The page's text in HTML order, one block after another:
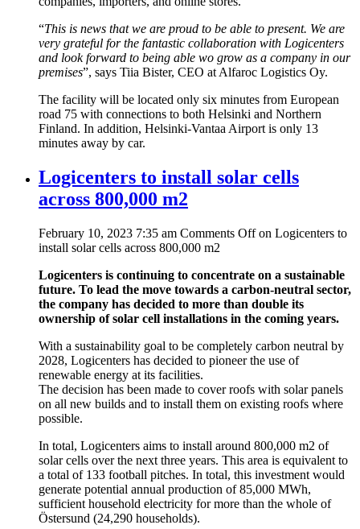
“This is news that we are proud to be able to present. We are
very grateful for the fantastic collaboration with Logicenters
and look forward to being able wo grow as a company in our
premises”, says Tiia Bister, CEO at Alfaroc Logistics Oy.
The facility will be located only six minutes from European
road 75 with connections to both Helsinki and Northern
Finland. In addition, Helsinki-Vantaa Airport is only 13
minutes away by car.
Logicenters to install solar cells
across 800,000 m2
February 10, 2023 7:35 am Comments Offon Logicenters to
install solar cells across 800,000 m2
Logicenters is continuing to concentrate on a sustainable
future. To lead the move towards a carbon-neutral sector,
the company has decided to more than double its
ownership of solar cell installations in the coming years.
With a sustainability goal to be completely carbon neutral by
2028, Logicenters has decided to pioneer the use of
renewable energy at its facilities.
The decision has been made to cover roofs with solar panels
on all new builds and to install them on existing roofs where
possible.
In total, Logicenters aims to install around 800,000 m2 of
solar cells over the next three years. This area is equivalent to
a total of 133 football pitches. In total, this investment would
generate potential annual production of 85,000 MWh,
sufficient household electricity for more than the whole of
Östersund (24,290 households).